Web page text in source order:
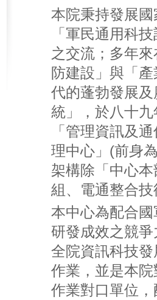
本院秉持發展
「軍民通用科
之交流；多年
防建設」與「
代的蓬勃發展
統」，於八十
「管理資訊及
理中心」(前身
架構除「中心
組、電通整合
本中心為配合
研發成效之競
全院資訊科技
作業，並是本
作業對口單位